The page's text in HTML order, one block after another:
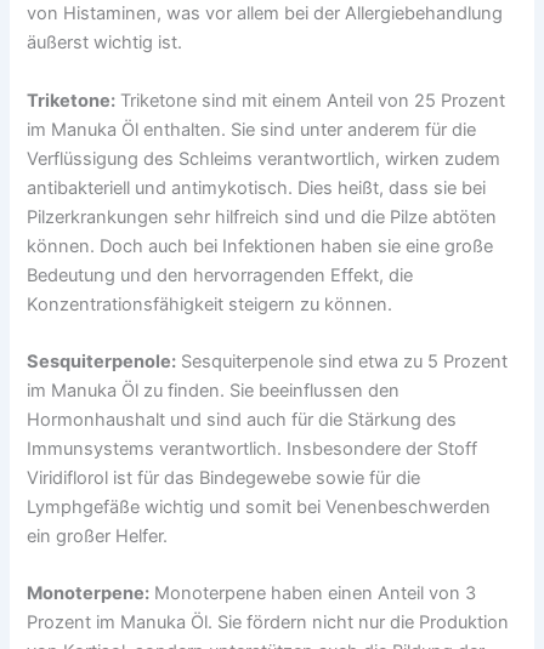
von Histaminen, was vor allem bei der Allergiebehandlung
äußerst wichtig ist.
Triketone: Triketone sind mit einem Anteil von 25 Prozent
im Manuka Öl enthalten. Sie sind unter anderem für die
Verflüssigung des Schleims verantwortlich, wirken zudem
antibakteriell und antimykotisch. Dies heißt, dass sie bei
Pilzerkrankungen sehr hilfreich sind und die Pilze abtöten
können. Doch auch bei Infektionen haben sie eine große
Bedeutung und den hervorragenden Effekt, die
Konzentrationsfähigkeit steigern zu können.
Sesquiterpenole: Sesquiterpenole sind etwa zu 5 Prozent
im Manuka Öl zu finden. Sie beeinflussen den
Hormonhaushalt und sind auch für die Stärkung des
Immunsystems verantwortlich. Insbesondere der Stoff
Viridiflorol ist für das Bindegewebe sowie für die
Lymphgefäße wichtig und somit bei Venenbeschwerden
ein großer Helfer.
Monoterpene: Monoterpene haben einen Anteil von 3
Prozent im Manuka Öl. Sie fördern nicht nur die Produktion